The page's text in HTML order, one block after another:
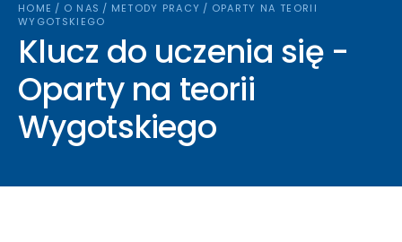
HOME / O NAS / METODY PRACY / OPARTY NA TEORII
WYGOTSKIEGO
Klucz do uczenia się -
Oparty na teorii
Wygotskiego